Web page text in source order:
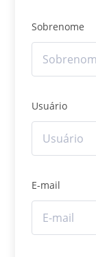
Sobrenome
Usuário
E-mail